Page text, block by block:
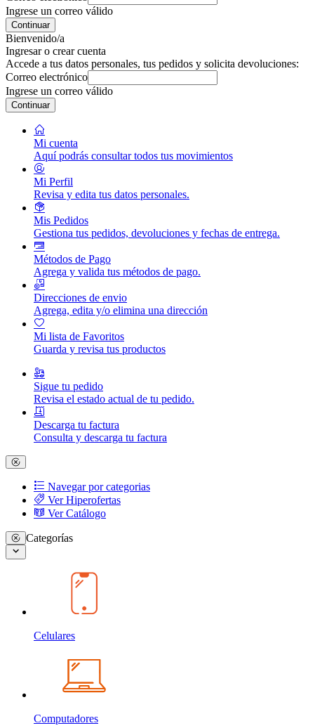
Ingrese un correo válido
Continuar
Bienvenido/a
Ingresar o crear cuenta
Accede a tus datos personales, tus pedidos y solicita devoluciones:
Correo electrónico
Ingrese un correo válido
Continuar
Mi cuenta
Aquí podrás consultar todos tus movimientos
Mi Perfil
Revisa y edita tus datos personales.
Mis Pedidos
Gestiona tus pedidos, devoluciones y fechas de entrega.
Métodos de Pago
Agrega y valida tus métodos de pago.
Direcciones de envio
Agrega, edita y/o elimina una dirección
Mi lista de Favoritos
Guarda y revisa tus productos
Sigue tu pedido
Revisa el estado actual de tu pedido.
Descarga tu factura
Consulta y descarga tu factura
Navegar por categorias
Ver Hiperofertas
Ver Catálogo
Categorías
Celulares
Computadores